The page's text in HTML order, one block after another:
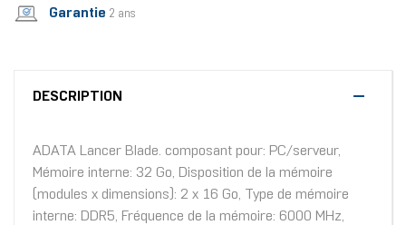
Garantie 2 ans
DESCRIPTION
ADATA Lancer Blade. composant pour: PC/serveur,
Mémoire interne: 32 Go, Disposition de la mémoire
(modules x dimensions): 2 x 16 Go, Type de mémoire
interne: DDR5, Fréquence de la mémoire: 6000 MHz,